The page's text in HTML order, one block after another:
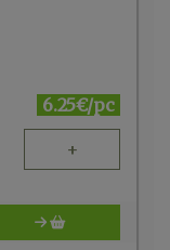
6.25€/pc
+